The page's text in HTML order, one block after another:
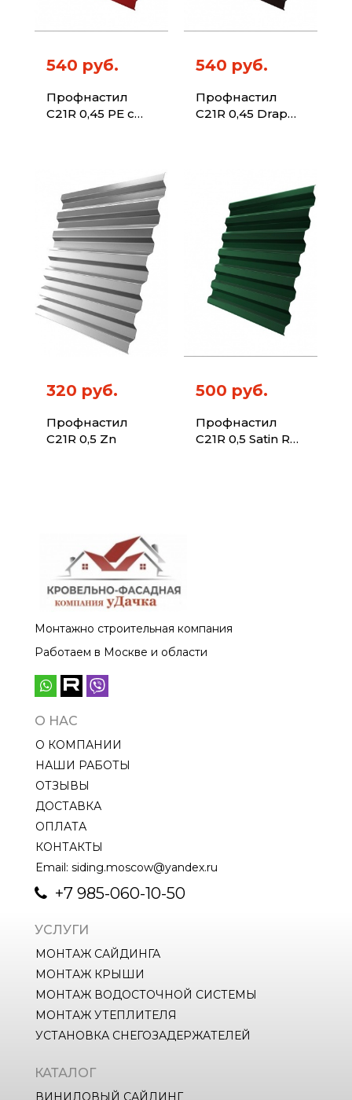
540 руб.
Профнастил
C21R 0,45 PE с
540 руб.
Профнастил
C21R 0,45 Drap
320 руб.
Профнастил
C21R 0,5 Zn
500 руб.
Профнастил
C21R 0,5 Satin RAL
Монтажно строительная компания
Работаем в Москве и области
О НАС
О КОМПАНИИ
НАШИ РАБОТЫ
ОТЗЫВЫ
ДОСТАВКА
ОПЛАТА
КОНТАКТЫ
Email: siding.moscow@yandex.ru
+7 985-060-10-50
УСЛУГИ
МОНТАЖ САЙДИНГА
МОНТАЖ КРЫШИ
МОНТАЖ ВОДОСТОЧНОЙ СИСТЕМЫ
МОНТАЖ УТЕПЛИТЕЛЯ
УСТАНОВКА СНЕГОЗАДЕРЖАТЕЛЕЙ
КАТАЛОГ
ВИНИЛОВЫЙ САЙДИНГ